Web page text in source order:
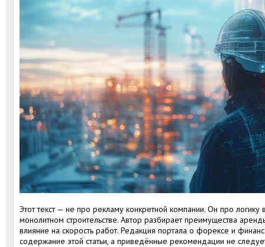
Этот текст — не про рекламу конкретной компании. Он про
монолитном строительстве. Автор разбирает преимущества
влияние на скорость работ. Редакция портала о форексе и
содержание этой статьи, а приведённые рекомендации не